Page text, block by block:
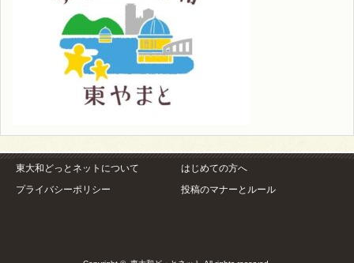
東大和どっとネットについて
はじめての方へ
プライバシーポリシー
投稿のマナーとルール